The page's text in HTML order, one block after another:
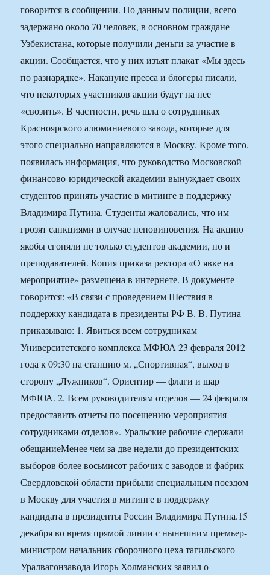
говорится в сообщении. По данным полиции, всего
задержано около 70 человек, в основном граждане
Узбекистана, которые получили деньги за участие в
акции. Сообщается, что у них изъят плакат «Мы здесь
по разнарядке». Накануне пресса и блогеры писали,
что некоторых участников акции будут на нее
«свозить». В частности, речь шла о сотрудниках
Красноярского алюминиевого завода, которые для
этого специально направляются в Москву. Кроме того,
появилась информация, что руководство Московской
финансово-юридической академии вынуждает своих
студентов принять участие в митинге в поддержку
Владимира Путина. Студенты жаловались, что им
грозят санкциями в случае неповиновения. На акцию
якобы сгоняли не только студентов академии, но и
преподавателей. Копия приказа ректора «О явке на
мероприятие» размещена в интернете. В документе
говорится: «В связи с проведением Шествия в
поддержку кандидата в президенты РФ В. В. Путина
приказываю: 1. Явиться всем сотрудникам
Университетского комплекса МФЮА 23 февраля 2012
года к 09:30 на станцию м. „Спортивная“, выход в
сторону „Лужников“. Ориентир — флаги и шар
МФЮА. 2. Всем руководителям отделов — 24 февраля
предоставить отчеты по посещению мероприятия
сотрудниками отделов». Уральские рабочие сдержали
обещаниеМенее чем за две недели до президентских
выборов более восьмисот рабочих с заводов и фабрик
Свердловской области прибыли специальным поездом
в Москву для участия в митинге в поддержку
кандидата в президенты России Владимира Путина.15
декабря во время прямой линии с нынешним премьер-
министром начальник сборочного цеха тагильского
Уралвагонзавода Игорь Холманских заявил о